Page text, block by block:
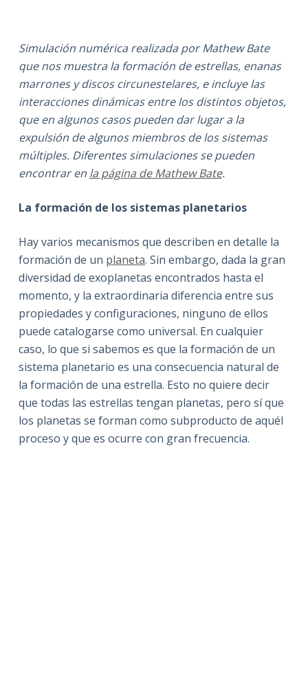
Simulación numérica realizada por Mathew Bate
que nos muestra la formación de estrellas, enanas
marrones y discos circunestelares, e incluye las
interacciones dinámicas entre los distintos objetos,
que en algunos casos pueden dar lugar a la
expulsión de algunos miembros de los sistemas
múltiples. Diferentes simulaciones se pueden
encontrar en la página de Mathew Bate.
La formación de los sistemas planetarios
Hay varios mecanismos que describen en detalle la
formación de un planeta. Sin embargo, dada la gran
diversidad de exoplanetas encontrados hasta el
momento, y la extraordinaria diferencia entre sus
propiedades y configuraciones, ninguno de ellos
puede catalogarse como universal. En cualquier
caso, lo que si sabemos es que la formación de un
sistema planetario es una consecuencia natural de
la formación de una estrella. Esto no quiere decir
que todas las estrellas tengan planetas, pero sí que
los planetas se forman como subproducto de aquél
proceso y que es ocurre con gran frecuencia.